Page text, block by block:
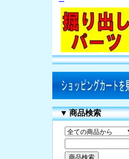
ー
▼商品検索